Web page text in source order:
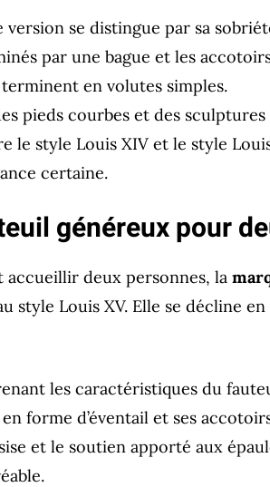
version se distingue par sa
par une bague et les
en volutes simples.
pieds courbes et des
le style Louis XIV et le style
certaine.
généreux pour
accueillir deux personnes, la
style Louis XV. Elle se décline
les caractéristiques du
forme d’éventail et ses
et le soutien apporté aux